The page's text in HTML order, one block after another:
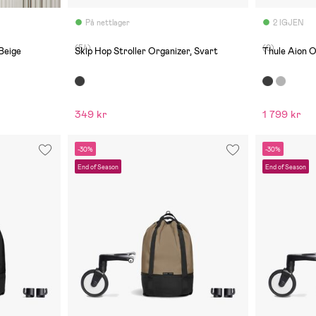
På nettlager
(54)
Skip Hop Stroller Organizer, Svart
349 kr
2 IGJEN
(0)
Thule Aion
1 799 kr
-30%
End of Season
-30%
End of Season